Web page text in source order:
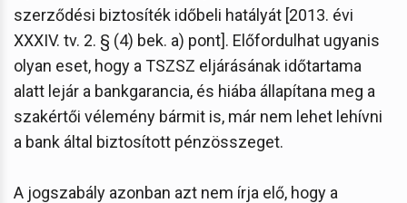
szerződési biztosíték időbeli hatályát [2013. évi
XXXIV. tv. 2. § (4) bek. a) pont]. Előfordulhat ugyanis
olyan eset, hogy a TSZSZ eljárásának időtartama
alatt lejár a bankgarancia, és hiába állapítana meg a
szakértői vélemény bármit is, már nem lehet lehívni
a bank által biztosított pénzösszeget.
A jogszabály azonban azt nem írja elő, hogy a